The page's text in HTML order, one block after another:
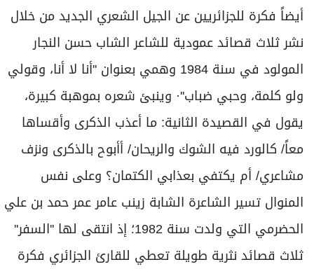
أيضاً فكرة للجزائريين عن الجيل الشعري الجديد من خلال
نشر ثلاث قصائد عمودية للشاعر الشاب حسن النجار
المولود في سنة 1984 وهمي بعنوان ''أنا لا أنا، وقولي
ولو كلمة، وحبي ضباب''· وينبئ شعره بموهبة كبيرة،
يقول في القصيدة الثانية: ما أعذب الذكرى وأقساها
معاً/ كالورد فيه الشوك والريحان/ أأبوح بالذكرى ونزف
مشاعري/ أم يكتفي بعذابي الكتمان؟ وعلى نفس
المنوال تسير الشاعرة الشابة زينب عامر عمر حمد بن علي
الحضرمي التي ولدت سنة 1982؛ إذ انتقى لها ''السفر''
ثلاث قصائد نثرية طويلة تعطي للقارئ الجزائري فكرة